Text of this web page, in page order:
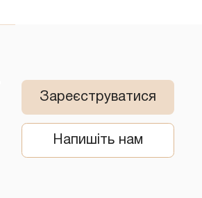
Зареєструватися
Напишіть нам